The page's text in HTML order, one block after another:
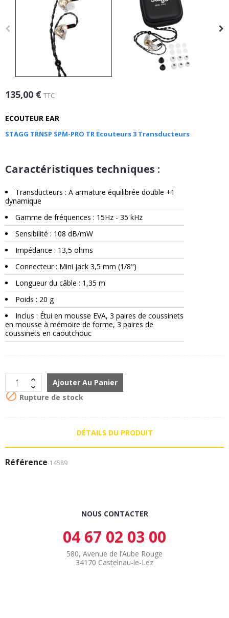
135,00 € TTC
ECOUTEUR EAR
STAGG TRNSP SPM-PRO TR Ecouteurs 3 Transducteurs
Caractéristiques techniques :
Transducteurs : A armature équilibrée double +1
dynamique
Gamme de fréquences : 15Hz - 35 kHz
Sensibilité : 108 dB/mW
Impédance : 13,5 ohms
Connecteur : Mini jack 3,5 mm (1/8")
Longueur du câble : 1,35 m
Poids : 20 g
Inclus : Étui en mousse EVA, 3 paires de coussinets
en mousse à mémoire de forme, 3 paires de
coussinets en caoutchouc
Ajouter Au Panier
 Rupture de stock
DÉTAILS DU PRODUIT
Référence 14589
NOUS CONTACTER
04 67 02 03 00
580, Avenue de l’Aube Rouge
34170 Castelnau-le-Lez